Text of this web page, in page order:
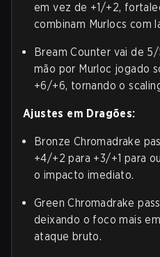
em vez de +1/+2,
combinam Murlocs com
Bream Counter vai de
mão por Murloc jogado
+6/+6, tornando o
Ajustes em Dragões:
Bronze Chromadrake
+4/+2 para +3/+1 para
o impacto imediato.
Green Chromadrake
deixando o foco mais
ataque bruto.